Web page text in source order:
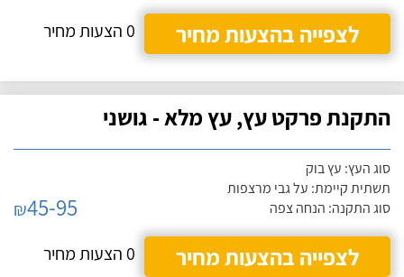
לצפייה בהצעות מחיר
0 הצעות מחיר
התקנת פרקט עץ, עץ מלא - גושני
סוג העץ: עץ בוק
תשתית קיימת: על גבי מרצפות
סוג התקנה: הנחה צפה
₪45-95
לצפייה בהצעות מחיר
0 הצעות מחיר